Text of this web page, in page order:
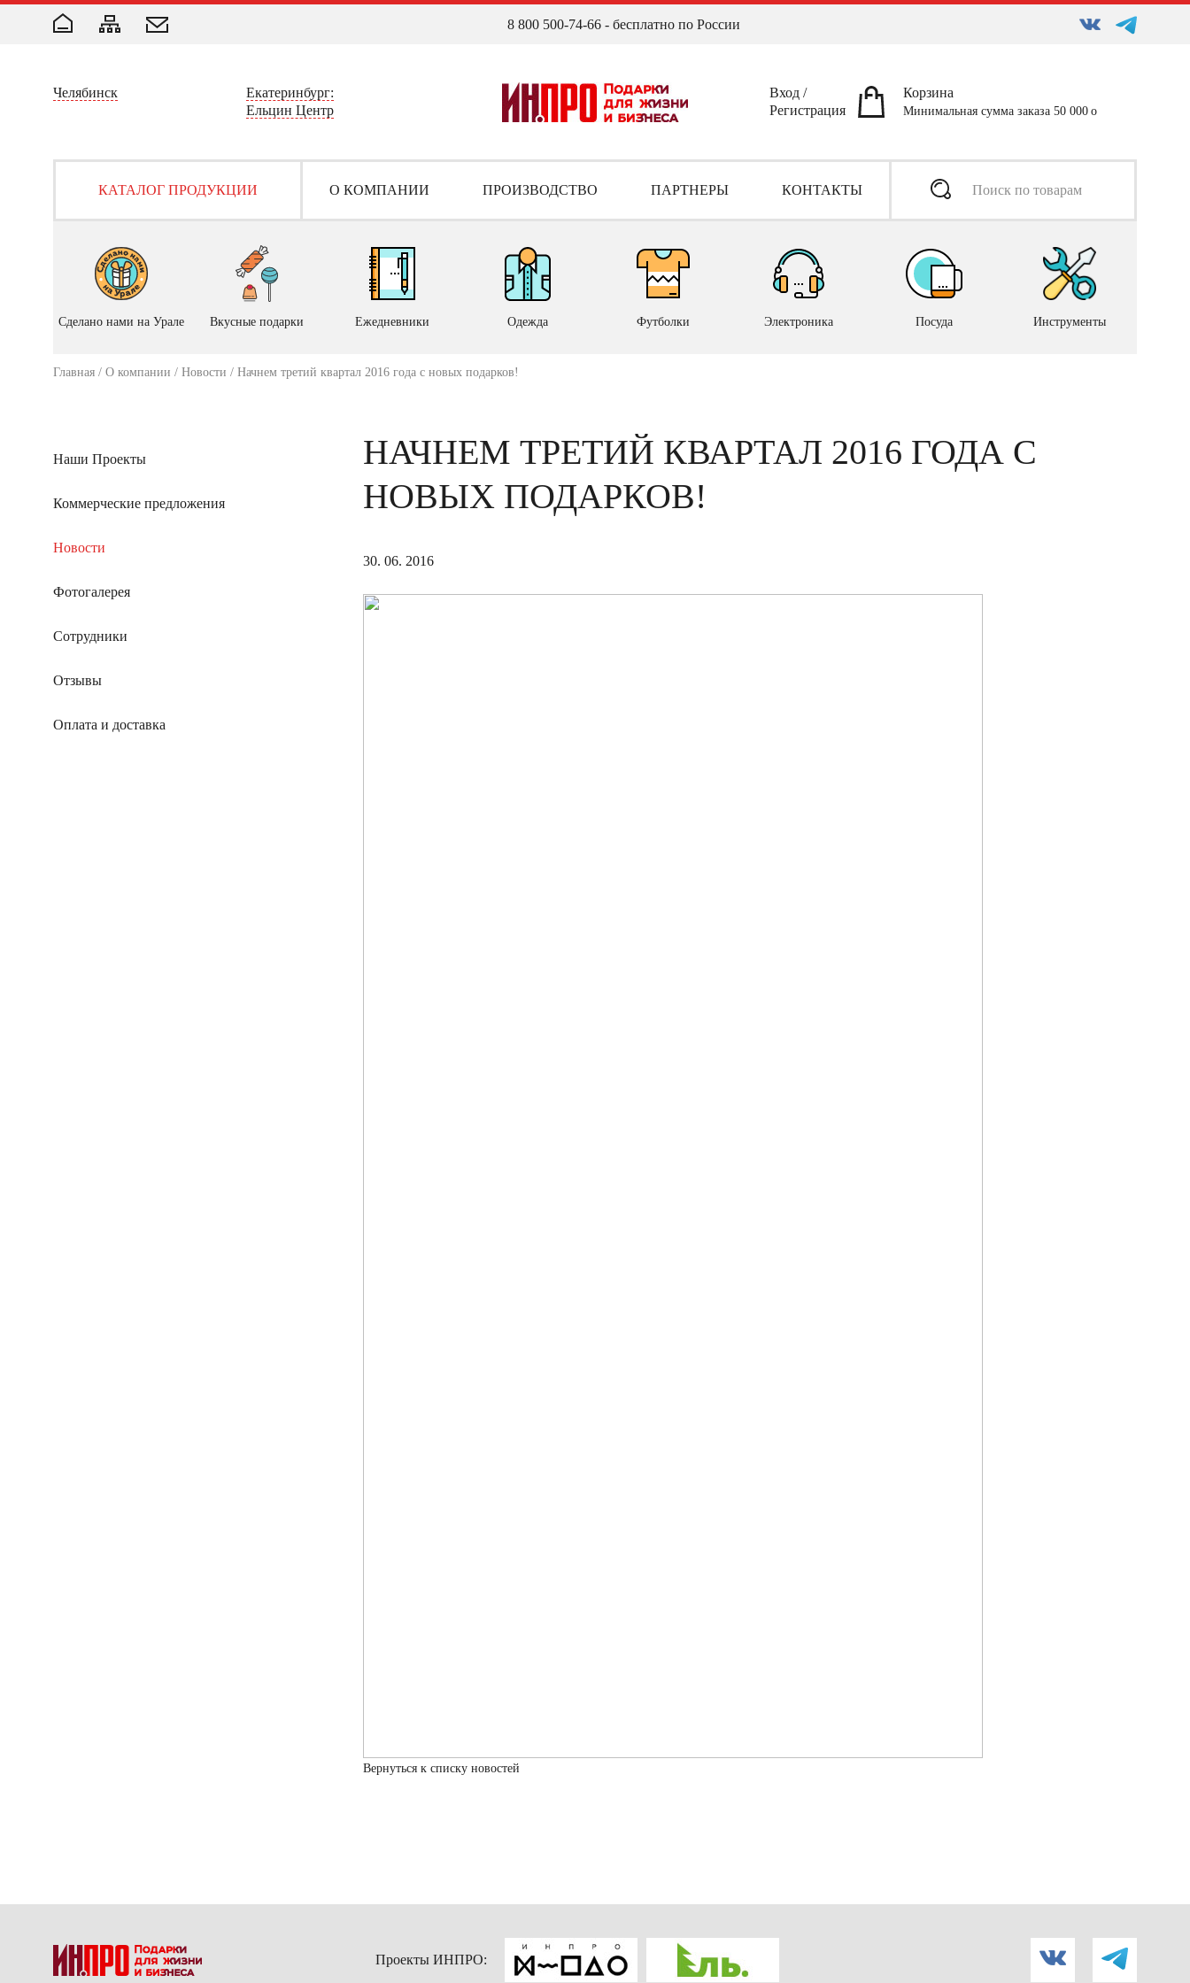
8 800 500-74-66 - бесплатно по России
Челябинск
Екатеринбург:
Ельцин Центр
Вход /
Регистрация
Корзина
Минимальная сумма заказа 50 000
КАТАЛОГ ПРОДУКЦИИ О КОМПАНИИ ПРОИЗВОДСТВО ПАРТНЕРЫ КОНТАКТЫ
Сделано нами на Урале Вкусные подарки Ежедневники Одежда Футболки Электроника Посуда Инструменты
Главная / О компании / Новости / Начнем третий квартал 2016 года с новых подарков!
Наши Проекты
Коммерческие предложения
Новости
Фотогалерея
Сотрудники
Отзывы
Оплата и доставка
НАЧНЕМ ТРЕТИЙ КВАРТАЛ 2016 ГОДА С
НОВЫХ ПОДАРКОВ!
30. 06. 2016
Вернуться к списку новостей
Проекты ИНПРО: